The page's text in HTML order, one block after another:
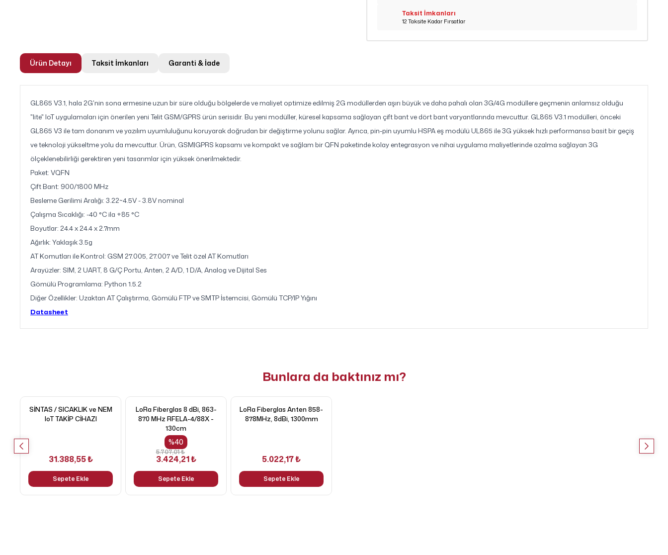
Taksit İmkanları
12 Taksite Kadar Fırsatlar
Ürün Detayı Taksit İmkanları Garanti & İade
GL865 V3.1, hala 2G'nin sona ermesine uzun bir süre olduğu bölgelerde ve maliyet optimize edilmiş 2G modüllerden aşırı büyük ve daha pahalı olan 3G/4G modüllere geçmenin anlamsız olduğu
"lite" IoT uygulamaları için önerilen yeni Telit GSM/GPRS ürün serisidir. Bu yeni modüller, küresel kapsama sağlayan çift bant ve dört bant varyantlarında mevcuttur. GL865 V3.1 modülleri, önceki
GL865 V3 ile tam donanım ve yazılım uyumluluğunu koruyarak doğrudan bir değiştirme yolunu sağlar. Ayrıca, pin-pin uyumlu HSPA eş modülü UL865 ile 3G yüksek hızlı performansa basit bir geçiş
ve teknoloji yükseltme yolu da mevcuttur. Ürün, GSM|GPRS kapsamı ve kompakt ve sağlam bir QFN paketinde kolay entegrasyon ve nihai uygulama maliyetlerinde azalma sağlayan 3G
ölçeklenebilirliği gerektiren yeni tasarımlar için yüksek önerilmektedir.
Paket: VQFN
Çift Bant: 900/1800 MHz
Besleme Gerilimi Aralığı: 3.22~4.5V - 3.8V nominal
Çalışma Sıcaklığı: -40 °C ila +85 °C
Boyutlar: 24.4 x 24.4 x 2.7mm
Ağırlık: Yaklaşık 3.5g
AT Komutları ile Kontrol: GSM 27.005, 27.007 ve Telit özel AT Komutları
Arayüzler: SIM, 2 UART, 8 G/Ç Portu, Anten, 2 A/D, 1 D/A, Analog ve Dijital Ses
Gömülü Programlama: Python 1.5.2
Diğer Özellikler: Uzaktan AT Çalıştırma, Gömülü FTP ve SMTP İstemcisi, Gömülü TCP/IP Yığını
Datasheet
Bunlara da baktınız mı?
SİNTAS / SICAKLIK ve NEM
IoT TAKİP CİHAZI
31.388,55 ₺
Sepete Ekle
LoRa Fiberglas 8 dBi, 863-
870 MHz RFELA-4/88X -
130cm
%40
5.707,01 ₺
3.424,21 ₺
Sepete Ekle
LoRa Fiberglas Anten 858-
878MHz, 8dBi, 1300mm
5.022,17 ₺
Sepete Ekle